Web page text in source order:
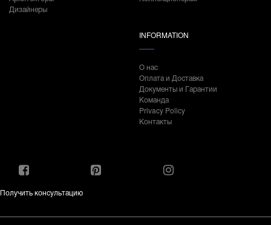
Дизайнеры
INFORMATION
О нас
Оплата и Доставка
Документы и Гарантии
Команда
Privacy Policy
Контакты
Получить консультацию